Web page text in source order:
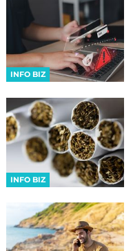
INFO BIZ
INFO BIZ